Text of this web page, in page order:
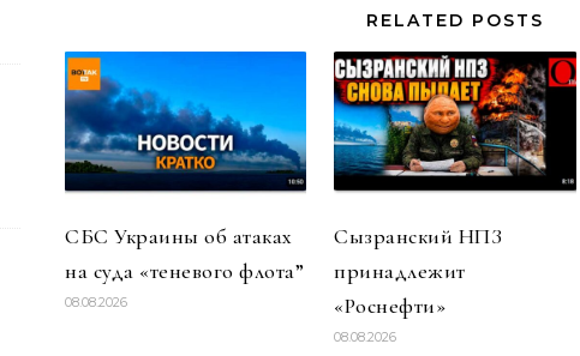
RELATED POSTS
СБС Украины об атаках
на суда «теневого флота”
08.08.2026
Сызранский НПЗ
принадлежит
«Роснефти»
08.08.2026